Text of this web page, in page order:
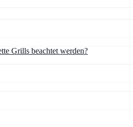
Grills beachtet werden?